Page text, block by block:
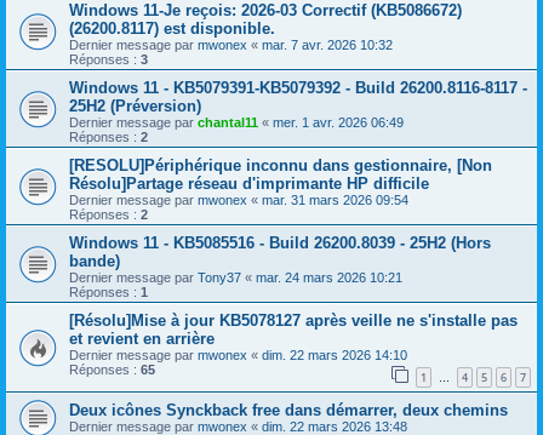
Windows 11-Je reçois: 2026-03 Correctif (KB5086672)
(26200.8117) est disponible.
Dernier message par mwonex « mar. 7 avr. 2026 10:32
Réponses : 3
Windows 11 - KB5079391-KB5079392 - Build 26200.8116-8117 -
25H2 (Préversion)
Dernier message par chantal11 « mer. 1 avr. 2026 06:49
Réponses : 2
[RESOLU]Périphérique inconnu dans gestionnaire, [Non
Résolu]Partage réseau d'imprimante HP difficile
Dernier message par mwonex « mar. 31 mars 2026 09:54
Réponses : 2
Windows 11 - KB5085516 - Build 26200.8039 - 25H2 (Hors
bande)
Dernier message par Tony37 « mar. 24 mars 2026 10:21
Réponses : 1
[Résolu]Mise à jour KB5078127 après veille ne s'installe pas
et revient en arrière
Dernier message par mwonex « dim. 22 mars 2026 14:10
Réponses : 65 1 … 4 5 6 7
Deux icônes Synckback free dans démarrer, deux chemins
Dernier message par mwonex « dim. 22 mars 2026 13:48